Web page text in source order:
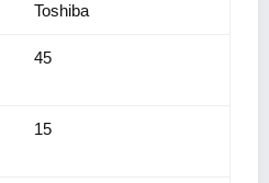
Toshiba
45
15